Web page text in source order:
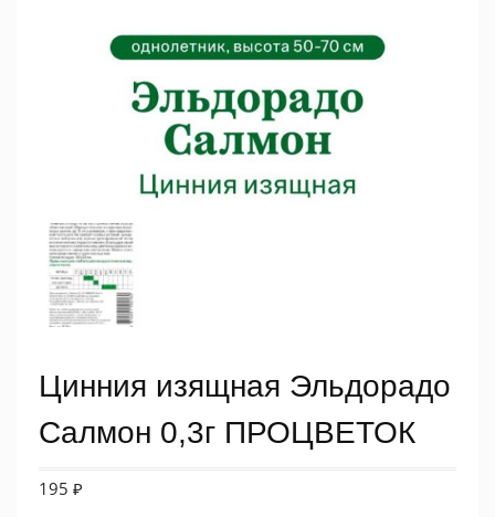
Цинния изящная Эльдорадо
Салмон 0,3г ПРОЦВЕТОК
195 ₽